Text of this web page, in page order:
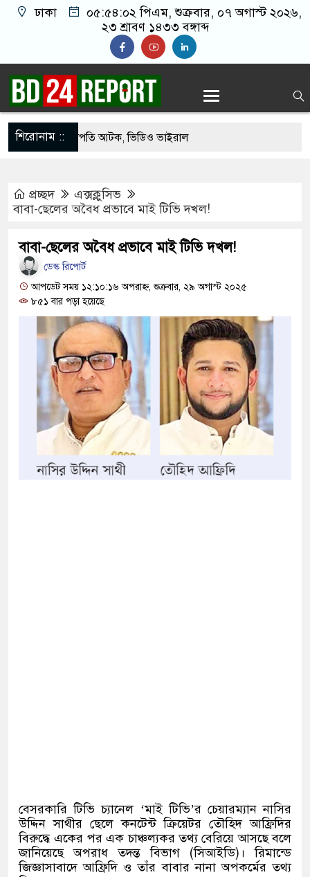
ঢাকা ০৫:৫৪:০৩ পিএম, শুক্রবার, ০৭ অগাস্ট
২০২৬, ২৩ শ্রাবণ ১৪৩৩ বঙ্গাব্দ
শিরোনাম ::
যুবদল সভাপতি আটক, ভিডিও ভাইরাল
দিলেন জামায়াত বহিষ্কাকৃত গাজী নজরুলের ১২
দায়ী থাকবে জামায়াত-এনসিপি: রাশেদ খাঁন
হারিয়েছে বর্তমান সরকার: নাহিদ ইসলাম
করতে ন্যাটোভুক্ত দেশে হামলা চালাতে পারে রাশিয়া
সার্কিটে আগুনে ঘর পুড়ে ছাই, অক্ষত পবিত্র কোরআন
মাথায় বোতল ছুঁড়লো কে, ভিডিওতে কী আছে?
অভিযোগে জাবি ছাত্রদলের যুগ্ম আহ্বায়ককে কারণ
মব সৃষ্টির সুযোগ নিতে পারে আওয়ামী লীগ:
প্রচ্ছদ
এক্সক্লুসিভ
বাবা-ছেলের অবৈধ প্রভাবে মাই টিভি দখল!
বাবা-ছেলের অবৈধ প্রভাবে মাই টিভি দখল!
ডেস্ক রিপোর্ট
আপডেট সময় ১২:১০:১৬ অপরাহ্ন, শুক্রবার, ২৯ অগাস্ট ২০২৫
৮৫১ বার পড়া হয়েছে
বেসরকারি টিভি চ্যানেল ‘মাই টিভি’র চেয়ারম্যান নাসির
উদ্দিন সাথীর ছেলে কনটেন্ট ক্রিয়েটর তৌহিদ আফ্রিদির
বিরুদ্ধে একের পর এক চাঞ্চল্যকর তথ্য বেরিয়ে আসছে বলে
জানিয়েছে অপরাধ তদন্ত বিভাগ (সিআইডি)। রিমান্ডে
জিজ্ঞাসাবাদে আফ্রিদি ও তাঁর বাবার নানা অপকর্মের তথ্য